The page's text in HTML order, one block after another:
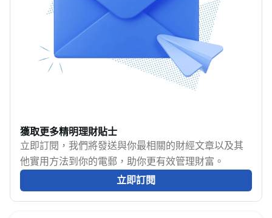
助你做精明的理財選
用？以下為你一一講
解！
某些情況下，甚至可能
會令你失去原有的信用
卡優惠或額外承擔費
用。本文將探討信用卡
讀者做出明智的選擇。
費者，影響著商品定
價、信用卡回贈，甚至
決定商家願意接受的支
付方式。 究竟信用卡交
換費是什麼？它如何影
響我們的日常消費？本
響，相信你閱讀後，便
能理解為何有些商家始
終堅持只收現金，對信
用卡支付如此敏感。
獲取更多精明理財貼士
立即訂閱，我們將發送與你最相關的財經文章以及其
他實用方法到你的電郵，助你更有效管理財富。
立即訂閱